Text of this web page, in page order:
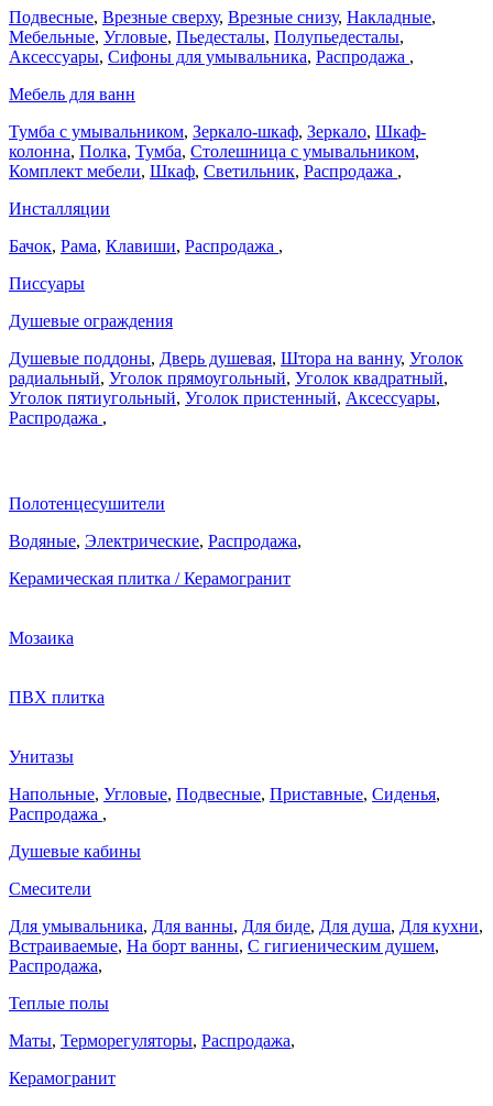
Подвесные, Врезные сверху, Врезные снизу, Накладные,
Мебельные, Угловые, Пьедесталы, Полупьедесталы,
Аксессуары, Сифоны для умывальника, Распродажа ,
Мебель для ванн
Тумба с умывальником, Зеркало-шкаф, Зеркало, Шкаф-
колонна, Полка, Тумба, Столешница с умывальником,
Комплект мебели, Шкаф, Светильник, Распродажа ,
Инсталляции
Бачок, Рама, Клавиши, Распродажа ,
Писсуары
Душевые ограждения
Душевые поддоны, Дверь душевая, Штора на ванну, Уголок
радиальный, Уголок прямоугольный, Уголок квадратный,
Уголок пятиугольный, Уголок пристенный, Аксессуары,
Распродажа ,
Полотенцесушители
Водяные, Электрические, Распродажа,
Керамическая плитка / Керамогранит
Мозаика
ПВХ плитка
Унитазы
Напольные, Угловые, Подвесные, Приставные, Сиденья,
Распродажа ,
Душевые кабины
Смесители
Для умывальника, Для ванны, Для биде, Для душа, Для кухни,
Встраиваемые, На борт ванны, C гигиеническим душем,
Распродажа,
Теплые полы
Маты, Терморегуляторы, Распродажа,
Керамогранит